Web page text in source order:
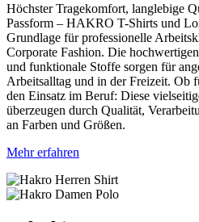
Höchster Tragekomfort, langlebige
Passform – HAKRO T-Shirts und
Grundlage für professionelle
Corporate Fashion. Die
und funktionale Stoffe sorgen für
Arbeitsalltag und in der Freizeit. Ob
den Einsatz im Beruf: Diese
überzeugen durch Qualität,
an Farben und Größen.
Mehr erfahren